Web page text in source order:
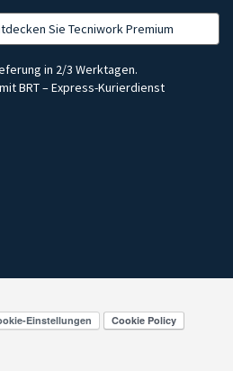
Sie Tecniwork Premium
in 2/3 Werktagen.
BRT – Express-Kurierdienst
Einstellungen